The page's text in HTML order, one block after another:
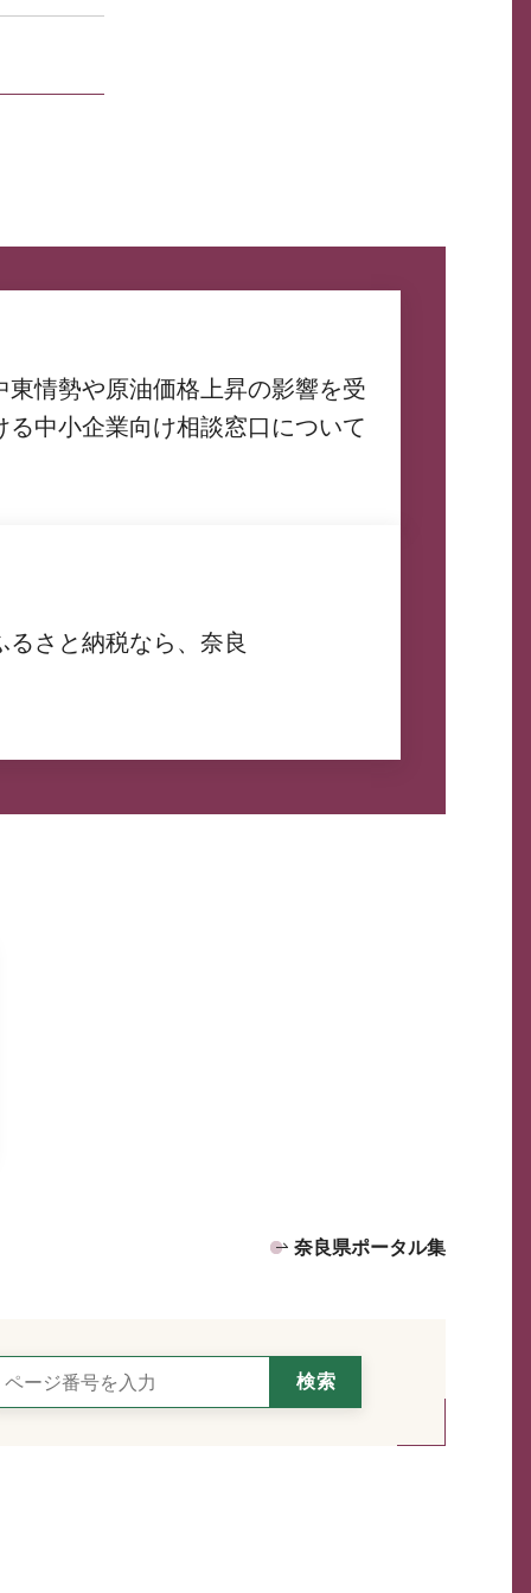
東情勢や原油価格上昇の影響を受
る中小企業向け相談窓口について
るさと納税なら、奈良
奈良県ポータル集